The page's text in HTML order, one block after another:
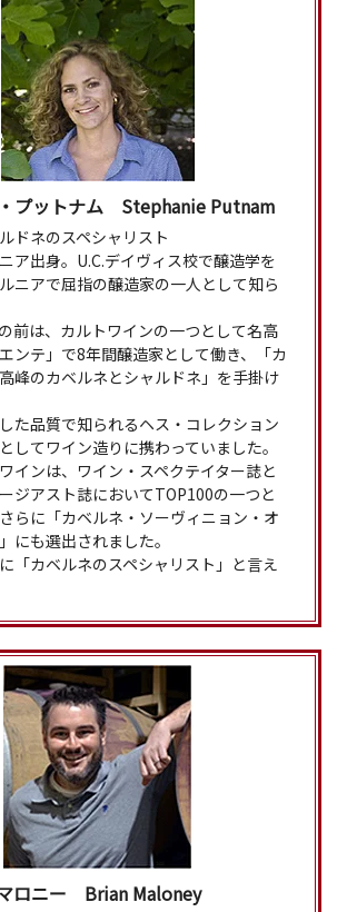
プットナム Stephanie Putnam
ドネのスペシャリスト
ア出身。U.C.デイヴィス校で醸造学を
ニアで屈指の醸造家の一人として知ら
前は、カルトワインの一つとして名高
ンテ」で8年間醸造家として働き、「カ
峰のカベルネとシャルドネ」を手掛け
た品質で知られるヘス・コレクション
してワイン造りに携わっていました。
インは、ワイン・スペクテイター誌と
ジアスト誌においてTOP100の一つと
らに「カベルネ・ソーヴィニョン・オ
にも選出されました。
「カベルネのスペシャリスト」と言え
ロニー Brian Maloney